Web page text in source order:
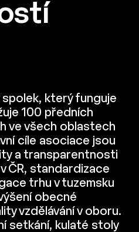
spolek, který funguje
100 předních
ve všech oblastech
cíle asociace jsou
a transparentnosti
ČR, standardizace
trhu v tuzemsku
obecné
vzdělávání v oboru.
setkání, kulaté stoly